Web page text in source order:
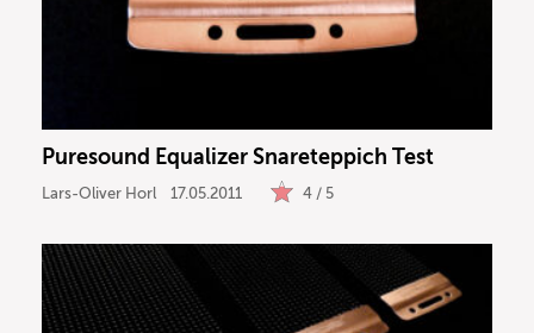
Puresound Equalizer Snareteppich Test
Lars-Oliver Horl 17.05.2011 4 / 5